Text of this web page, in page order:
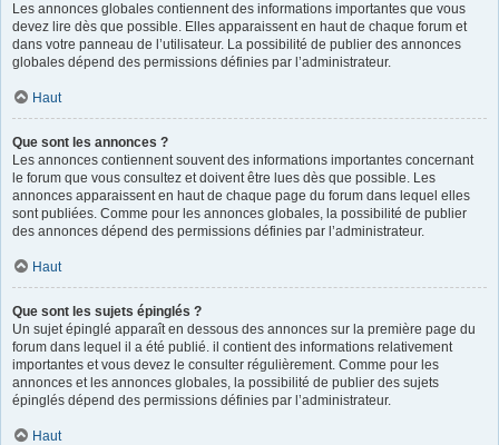
Les annonces globales contiennent des informations importantes que vous
devez lire dès que possible. Elles apparaissent en haut de chaque forum et
dans votre panneau de l’utilisateur. La possibilité de publier des annonces
globales dépend des permissions définies par l’administrateur.
Haut
Que sont les annonces ?
Les annonces contiennent souvent des informations importantes concernant
le forum que vous consultez et doivent être lues dès que possible. Les
annonces apparaissent en haut de chaque page du forum dans lequel elles
sont publiées. Comme pour les annonces globales, la possibilité de publier
des annonces dépend des permissions définies par l’administrateur.
Haut
Que sont les sujets épinglés ?
Un sujet épinglé apparaît en dessous des annonces sur la première page du
forum dans lequel il a été publié. il contient des informations relativement
importantes et vous devez le consulter régulièrement. Comme pour les
annonces et les annonces globales, la possibilité de publier des sujets
épinglés dépend des permissions définies par l’administrateur.
Haut